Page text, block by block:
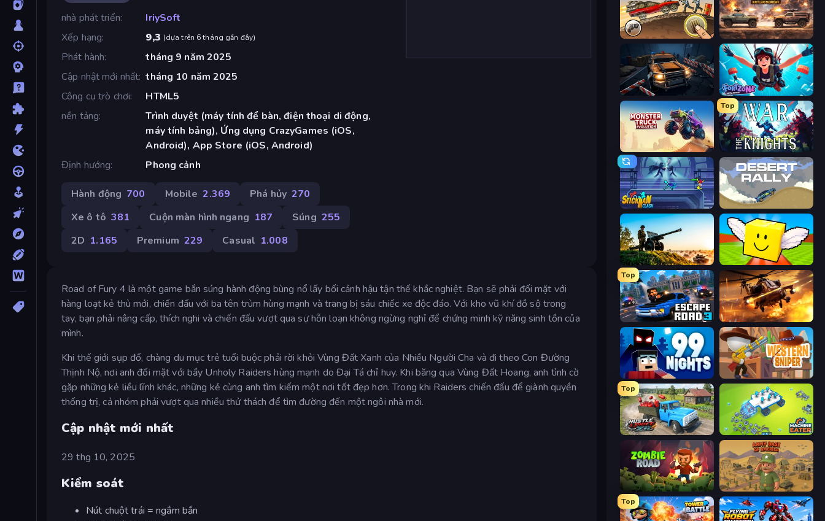
nhà phát triển
IriySoft
Xếp hạng
9,3 (dựa trên 6 tháng gần đây)
Phát hành
tháng 9 năm 2025
Cập nhật mới nhất tháng 10 năm 2025
Công cụ trò chơi
HTML5
nền tảng
Trình duyệt (máy tính để bàn, điện thoại di động,
máy tính bảng), Ứng dụng CrazyGames (iOS,
Android), App Store (iOS, Android)
Định hướng
Phong cảnh
Hành động 700 Mobile 2.369 Phá hủy 270
Xe ô tô 381 Cuộn màn hình ngang 187 Súng 255
2D 1.165 Premium 229 Casual 1.008
Road of Fury 4 là một game bắn súng hành động bùng nổ lấy bối cảnh hậu tận thế khắc nghiệt. Bạn sẽ phải đối mặt với
hàng loạt kẻ thù mới, chiến đấu với ba tên trùm hùng mạnh và trang bị sáu chiếc xe độc đáo. Với kho vũ khí đồ sộ trong
tay, bạn phải nâng cấp, thích nghi và chiến đấu vượt qua sự hỗn loạn không ngừng nghỉ để chứng minh kỹ năng sinh tồn của
mình.
Khi thế giới sụp đổ, chàng du mục trẻ tuổi buộc phải rời khỏi Vùng Đất Xanh của Nhiều Người Cha và đi theo Con Đường
Thịnh Nộ, nơi anh đối mặt với bầy Unholy Raiders hùng mạnh do Đại Tá chỉ huy. Khi băng qua Vùng Đất Hoang, anh tình cờ
gặp những kẻ liều lĩnh khác, những kẻ cùng anh tìm kiếm một nơi tốt đẹp hơn. Trong khi Raiders chiến đấu để giành quyền
thống trị, cả nhóm phải vượt qua nhiều thử thách để tìm đường đến một ngôi nhà mới.
Cập nhật mới nhất
29 thg 10, 2025
Kiểm soát
Nút chuột trái = ngắm bắn
Earn to Die: Zombie Ride Cars with Guns: Wasteland Showdown
Cars vs Zombies Fortzone Battle Royale
Monster Truck Evolution
Top
War the Knights
Stickman Clash Desert Rally
Artillery Vs Tanks Lucky Brainrot Blocks Online
Top
Escape Road 3 Heli Military Base
99 Nights (Bloxd.io) Western Sniper
Top
Hustle & Drift in ZIL Machine Eater
Zombie Road Army Base Of America
Top